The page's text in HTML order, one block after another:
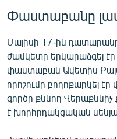
Փաստաբանը
Մայիսի 17-ին
ժամկետը երկարաձգել
փաստաբան Ավետիս
որոշումը բողոքարկել
գործը քննող
է խորհրդակցական